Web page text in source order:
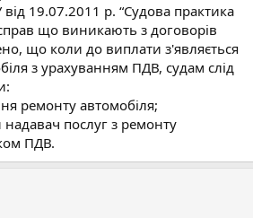
від 19.07.2011 р. “Судова практика
що виникають з договорів
що коли до виплати з'являється
з урахуванням ПДВ, судам слід
ремонту автомобіля;
послуг з ремонту
ПДВ.